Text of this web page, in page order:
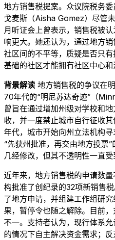
地方销售税提案。众议院税务
戈麦斯（Aisha Gomez）尽管
月听证会上曾表示，销售税被
响更大。她还认为，通过地方
社区间的不平等，质疑是否只
基础的社区才能拥有社区中心和
背景解读 地方销售税的争议在
70年代的“明尼苏达奇迹”（
曾旨在通过增加州级对学校和
收，并一度禁止城市自行征收
年代，城市开始向州立法机构
“先获州批准，再交由地方投票
几经修改，但其不透明性一直受
近年来，地方销售税的申请数
构批准了创纪录的32项新销售
了地方申请，并组建工作组研
果，暂停令也随之解除。目前
不一。支持者认为，现行体系
的情况下自主解决资金需求；